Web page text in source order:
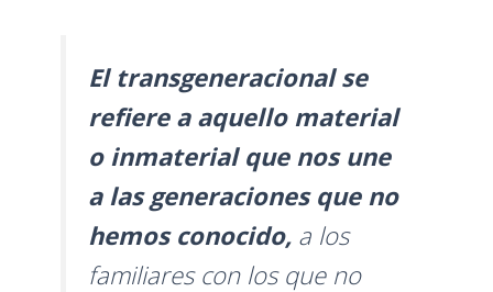
El transgeneracional se
refiere a aquello material
o inmaterial que nos une
a las generaciones que no
hemos conocido, a los
familiares con los que no